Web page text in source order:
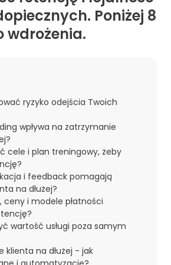
Poniżej 8
wdrożenia.
ryzyko odejścia Twoich
wpływa na zatrzymanie
cele i plan treningowy, żeby
i feedback pomagają
na dłużej?
ceny i modele płatności
wartość usługi poza samym
klienta na dłużej - jak